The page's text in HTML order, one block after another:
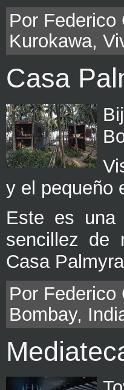
Por
Kurokawa,
Casa
y el pequeño
Este es una
sencillez de
Casa
Por
Bombay,